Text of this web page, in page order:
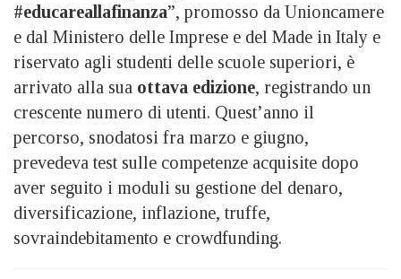
#educareallafinanza”, promosso da Unioncamere
e dal Ministero delle Imprese e del Made in Italy e
riservato agli studenti delle scuole superiori, è
arrivato alla sua ottava edizione, registrando un
crescente numero di utenti. Quest’anno il
percorso, snodatosi fra marzo e giugno,
prevedeva test sulle competenze acquisite dopo
aver seguito i moduli su gestione del denaro,
diversificazione, inflazione, truffe,
sovraindebitamento e crowdfunding.